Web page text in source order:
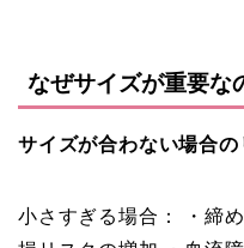
なぜサイズが重要な
サイズが合わない場合の
小さすぎる場合： ・締